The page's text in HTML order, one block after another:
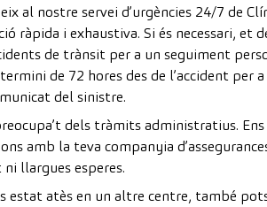
al nostre servei d’urgències 24/7 de
ràpida i exhaustiva. Si és necessari, et
de trànsit per a un seguiment
termini de 72 hores des de l’accident per
del sinistre.
dels tràmits administratius.
amb la teva companyia
llargues esperes.
estat atès en un altre centre, també